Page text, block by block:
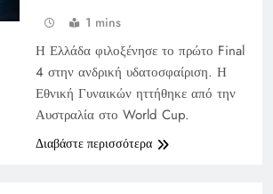
1 mins
Η Ελλάδα φιλοξένησε το πρώτο Final
4 στην ανδρική υδατοσφαίριση. Η
Εθνική Γυναικών ηττήθηκε από την
Αυστραλία στο World Cup.
Διαβάστε περισσότερα